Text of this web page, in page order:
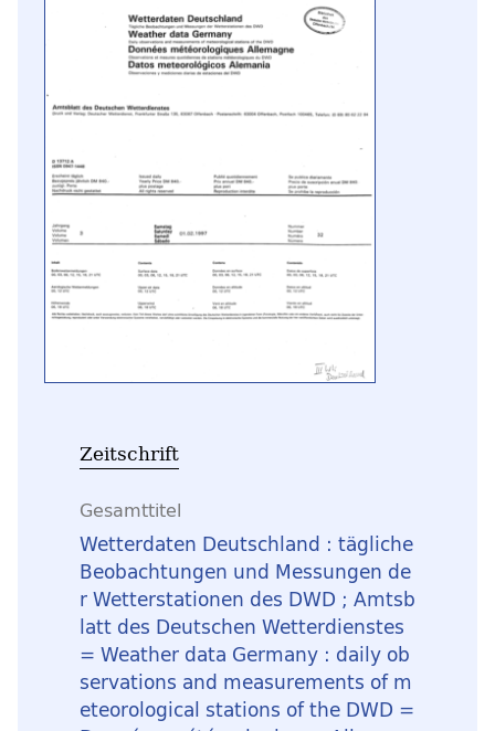
Zeitschrift
Gesamttitel
Wetterdaten Deutschland : tägliche
Beobachtungen und Messungen de
r Wetterstationen des DWD ; Amtsb
latt des Deutschen Wetterdienstes
= Weather data Germany : daily ob
servations and measurements of m
eteorological stations of the DWD =